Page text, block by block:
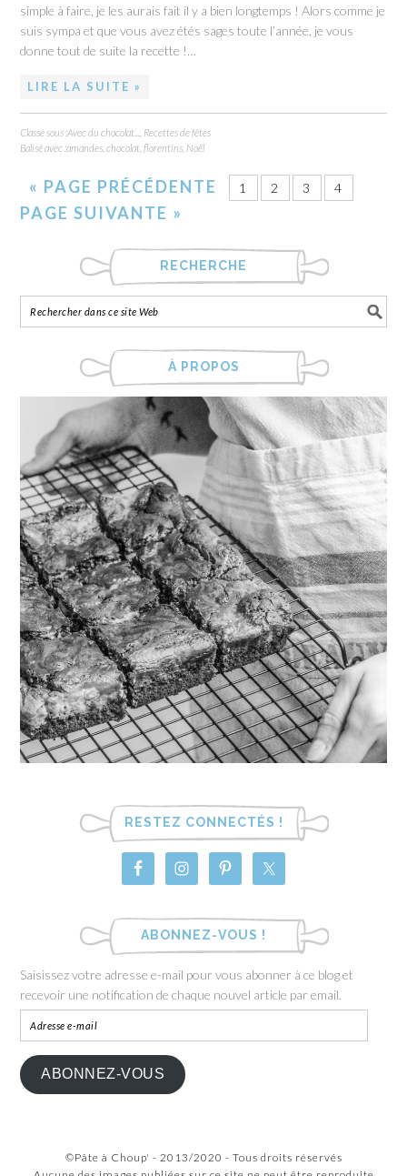
simple à faire, je les aurais fait il y a bien longtemps ! Alors comme je
suis sympa et que vous avez étés sages toute l’année, je vous
donne tout de suite la recette !…
LIRE LA SUITE »
Classé sous :Avec du chocolat...
Recettes de fêtes
Balisé avec :amandes ,chocolat ,florentins Noël
« PAGE PRÉCÉDENTE 1 2 3 4
PAGE SUIVANTE »
RECHERCHE
À PROPOS
RESTEZ CONNECTÉS !
ABONNEZ-VOUS !
Saisissez votre adresse e-mail pour vous abonner à ce blog et
recevoir une notification de chaque nouvel article par email.
ABONNEZ-VOUS
©Pâte à Choup' - 2013/2020 - Tous droits réservés